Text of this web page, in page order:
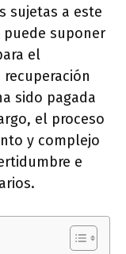
sujetas a este
puede suponer
el
sido pagada
el proceso
y complejo
e